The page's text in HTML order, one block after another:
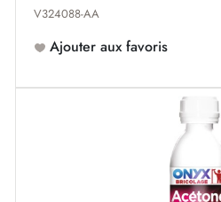
V324088-AA
Ajouter aux favoris